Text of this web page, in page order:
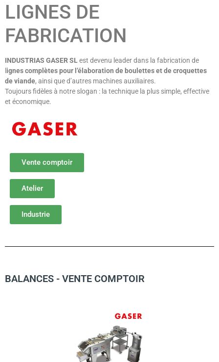
LIGNES DE
FABRICATION
INDUSTRIAS GASER SL est devenu leader dans la fabrication de
ignes complètes pour l’élaboration de boulettes et de croquettes
de viande, ainsi que d’autres machines auxiliaires.
Toujours fidèles à notre slogan : la technique la plus simple, effective
et économique.
Vente comptoir
Atelier
Industrie
BALANCES - VENTE COMPTOIR